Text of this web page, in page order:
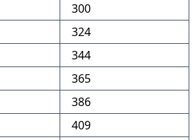
300
324
344
365
386
409